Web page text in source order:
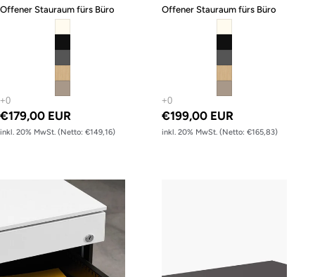
Offener Stauraum fürs Büro
€179,00 EUR
inkl. 20% MwSt. (Netto: €149,16)
Offener Stauraum fürs Büro
€199,00 EUR
inkl. 20% MwSt. (Netto: €165,83)